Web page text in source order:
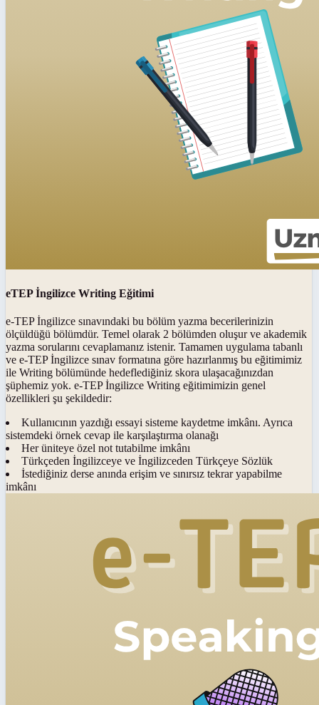
eTEP İngilizce Writing Eğitimi
e-TEP İngilizce sınavındaki bu bölüm yazma becerilerinizin
ölçüldüğü bölümdür. Temel olarak 2 bölümden oluşur ve akademik
yazma sorularını cevaplamanız istenir. Tamamen uygulama tabanlı
ve e-TEP İngilizce sınav formatına göre hazırlanmış bu eğitimimiz
ile Writing bölümünde hedeflediğiniz skora ulaşacağınızdan
şüphemiz yok. e-TEP İngilizce Writing eğitimimizin genel
özellikleri şu şekildedir:
Kullanıcının yazdığı essayi sisteme kaydetme imkânı. Ayrıca
sistemdeki örnek cevap ile karşılaştırma olanağı
Her üniteye özel not tutabilme imkânı
Türkçeden İngilizceye ve İngilizceden Türkçeye Sözlük
İstediğiniz derse anında erişim ve sınırsız tekrar yapabilme
imkânı